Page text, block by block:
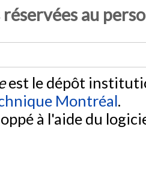
au
est le dépôt
Montréal.
à l'aide du